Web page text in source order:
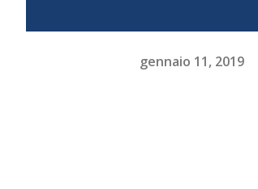
gennaio 11, 2019